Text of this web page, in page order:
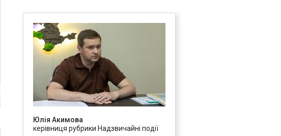
Юлія Акимова
керівниця рубрики Надзвичайні події